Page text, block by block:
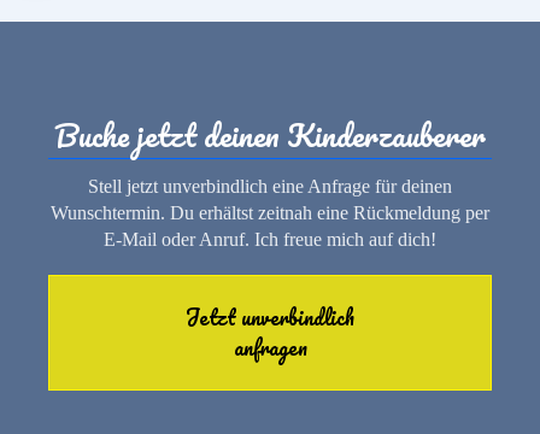
Buche jetzt deinen Kinderzauberer
Stell jetzt unverbindlich eine Anfrage für deinen
Wunschtermin. Du erhältst zeitnah eine Rückmeldung per
E-Mail oder Anruf. Ich freue mich auf dich!
Jetzt unverbindlich
anfragen